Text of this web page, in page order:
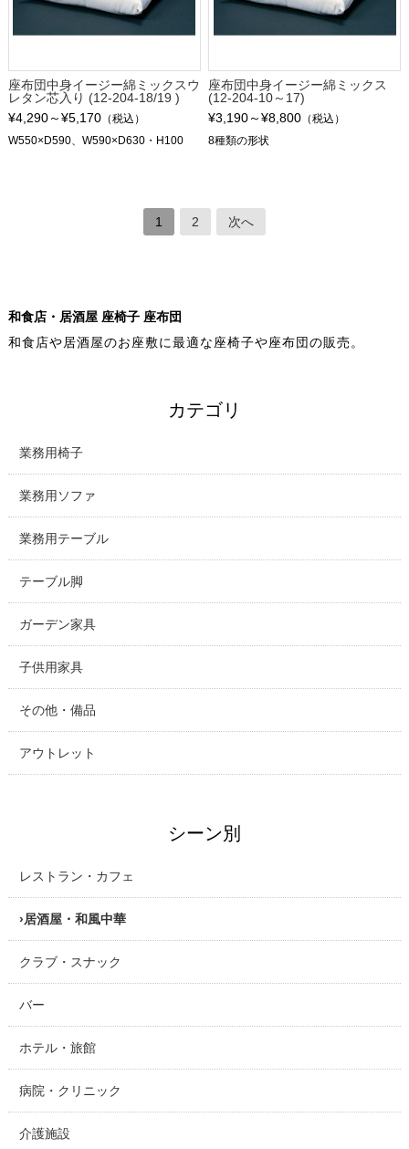
座布団中身イージー綿ミックスウ
レタン芯入り (12-204-18/19 )
¥4,290～¥5,170（税込）
W550×D590、W590×D630・H100
座布団中身イージー綿ミックス
(12-204-10～17)
¥3,190～¥8,800 （税込）
8種類の形状
1 2 次へ
和食店・居酒屋 座椅子 座布団
和食店や居酒屋のお座敷に最適な座椅子や座布団の販売。
カテゴリ
業務用椅子
業務用ソファ
業務用テーブル
テーブル脚
ガーデン家具
子供用家具
その他・備品
アウトレット
シーン別
レストラン・カフェ
居酒屋・和風中華
クラブ・スナック
バー
ホテル・旅館
病院・クリニック
介護施設